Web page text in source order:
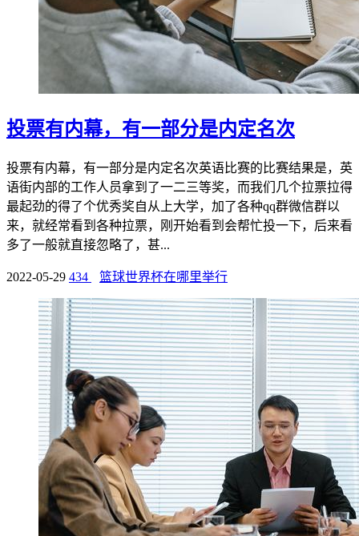
​投票有内幕，有一部分是内定名次
投票有内幕，有一部分是内定名次英语比赛的比赛结果是，英
语街内部的工作人员拿到了一二三等奖，而我们几个拉票拉得
最起劲的得了个优秀奖自从上大学，加了各种qq群微信群以
来，就经常看到各种拉票，刚开始看到会帮忙投一下，后来看
多了一般就直接忽略了，甚...
2022-05-29 434 篮球世界杯在哪里举行